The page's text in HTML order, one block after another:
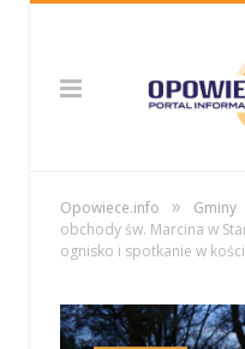
Opowiece.info » Gminy
obchody św. Marcina w
ognisko i spotkanie w